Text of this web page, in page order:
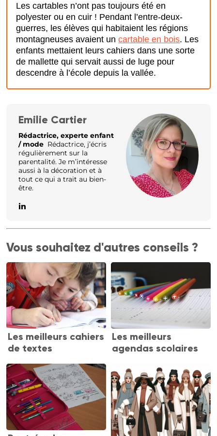
Les cartables n’ont pas toujours été en
polyester ou en cuir ! Pendant l’entre-deux-
guerres, les élèves qui habitaient les régions
montagneuses avaient uncartable en bois. Les
enfants mettaient leurs cahiers dans une sorte
de mallette qui servait aussi de luge pour
descendre à l’école depuis la vallée.
Emilie Cartier
Rédactrice, experte enfant
/ mode Rédactrice, j’écris
régulièrement sur la
parentalité. Je m’intéresse
aussi à la décoration et à
tout ce qui a trait au bien-
être.
Vous souhaitez d'autres conseils ?
Les meilleurs cahiers
de textes
Les meilleurs
agendas scolaires